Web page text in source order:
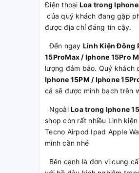
Điện thoại Loa trong
của quý khách đang gặp
được địa chỉ đáng tin cậy.
Đến ngay Linh Kiện Đông
15ProMax / Iphone 15Pro
lượng đảm bảo. Quý
Iphone 15PM / Iphone
cả sẽ được minh bạch trên
Ngoài Loa trong Iphone
shop còn rất nhiều Linh
Tecno Airpod Ipad Apple
mình cần nhé
Bên cạnh là đơn vị cung